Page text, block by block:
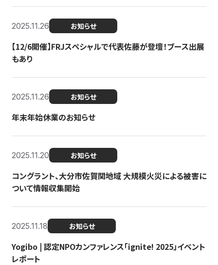
2025.11.26 お知らせ
【12/6開催】FRJスペシャルで代表佐藤が登壇！ブース出展
もあり
2025.11.26 お知らせ
年末年始休業のお知らせ
2025.11.20 お知らせ
コングラント、大分市佐賀関地域 大規模火災による被害に
ついて情報収集開始
2025.11.18 お知らせ
Yogibo | 認定NPOカンファレンス「ignite! 2025」イベント
レポート